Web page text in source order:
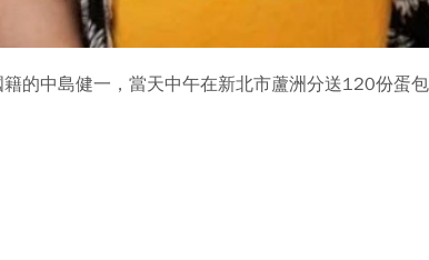
的中島健一，當天中午在新北市蘆洲分送120份蛋